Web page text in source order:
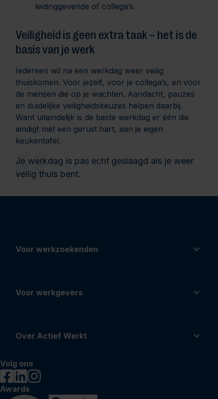
leidinggevende of collega’s.
Veiligheid is geen extra taak – het is de
basis van je werk
Iedereen wil na een werkdag weer veilig
thuiskomen. Voor jezelf, voor je collega’s, en voor
de mensen die op je wachten. Aandacht, pauzes
en duidelijke veiligheidskeuzes helpen daarbij.
Want uiteindelijk is de beste werkdag er één die
eindigt met een gerust hart, aan je eigen
keukentafel.
Je werkdag is pas echt geslaagd als je weer
veilig thuis bent.
Voor werkzoekenden
Voor werkgevers
Over Actief Werkt
Volg ons
Awards